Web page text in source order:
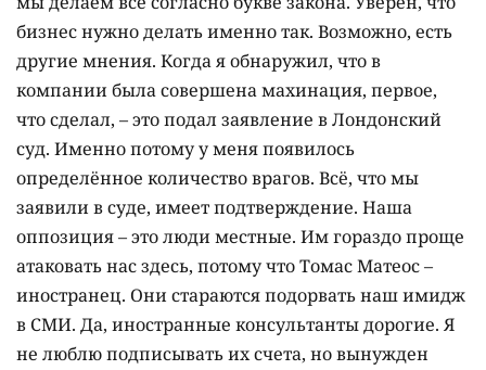
бизнес нужно делать именно так. Возможно, есть
другие мнения. Когда я обнаружил, что в
компании была совершена махинация, первое,
что сделал, – это подал заявление в Лондонский
суд. Именно потому у меня появилось
определённое количество врагов. Всё, что мы
заявили в суде, имеет подтверждение. Наша
оппозиция – это люди местные. Им гораздо проще
атаковать нас здесь, потому что Томас Матеос –
иностранец. Они стараются подорвать наш имидж
в СМИ. Да, иностранные консультанты дорогие. Я
не люблю подписывать их счета, но вынужден